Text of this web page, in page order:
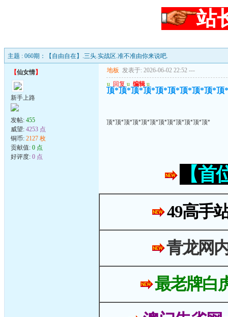
站
主题 : 060期：【自由自在】.三头.实战区.准不准由你来说吧.
【仙女情】
新手上路
发帖: 455
威望: 4253 点
铜币: 2127 枚
贡献值: 0 点
好评度: 0 点
地板 发表于: 2026-06-02 22:52 ---
u 回复 u 编辑 u
顶*顶*顶*顶*顶*顶*顶*顶*顶*顶
顶*顶*顶*顶*顶*顶*顶*顶*顶*顶*顶*顶*
【
49高手
青龙网
最老牌白